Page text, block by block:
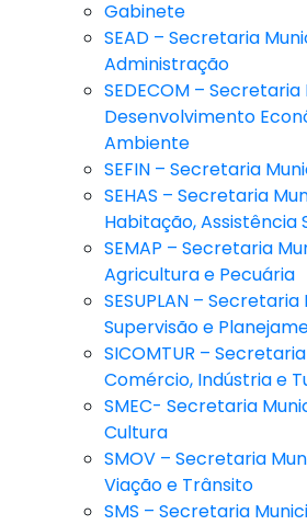
Gabinete
SEAD – Secretaria
Administração
SEDECOM –
Desenvolvimento
Ambiente
SEFIN – Secretaria
SEHAS – Secretaria
Habitação, Assistência
SEMAP – Secretaria
Agricultura e Pecuária
SESUPLAN –
Supervisão e
SICOMTUR –
Comércio, Indústria e
SMEC- Secretaria
Cultura
SMOV – Secretaria
Viação e Trânsito
SMS – Secretaria